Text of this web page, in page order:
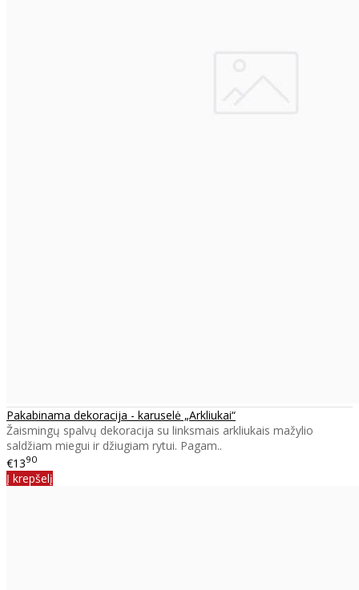
Pakabinama dekoracija - karuselė „Arkliukai“
Žaismingų spalvų dekoracija su linksmais arkliukais mažylio
saldžiam miegui ir džiugiam rytui. Pagam..
€1390
Į krepšelį